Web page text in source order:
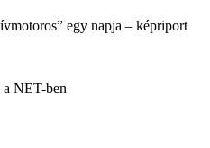
egy napja – képriport
NET-ben